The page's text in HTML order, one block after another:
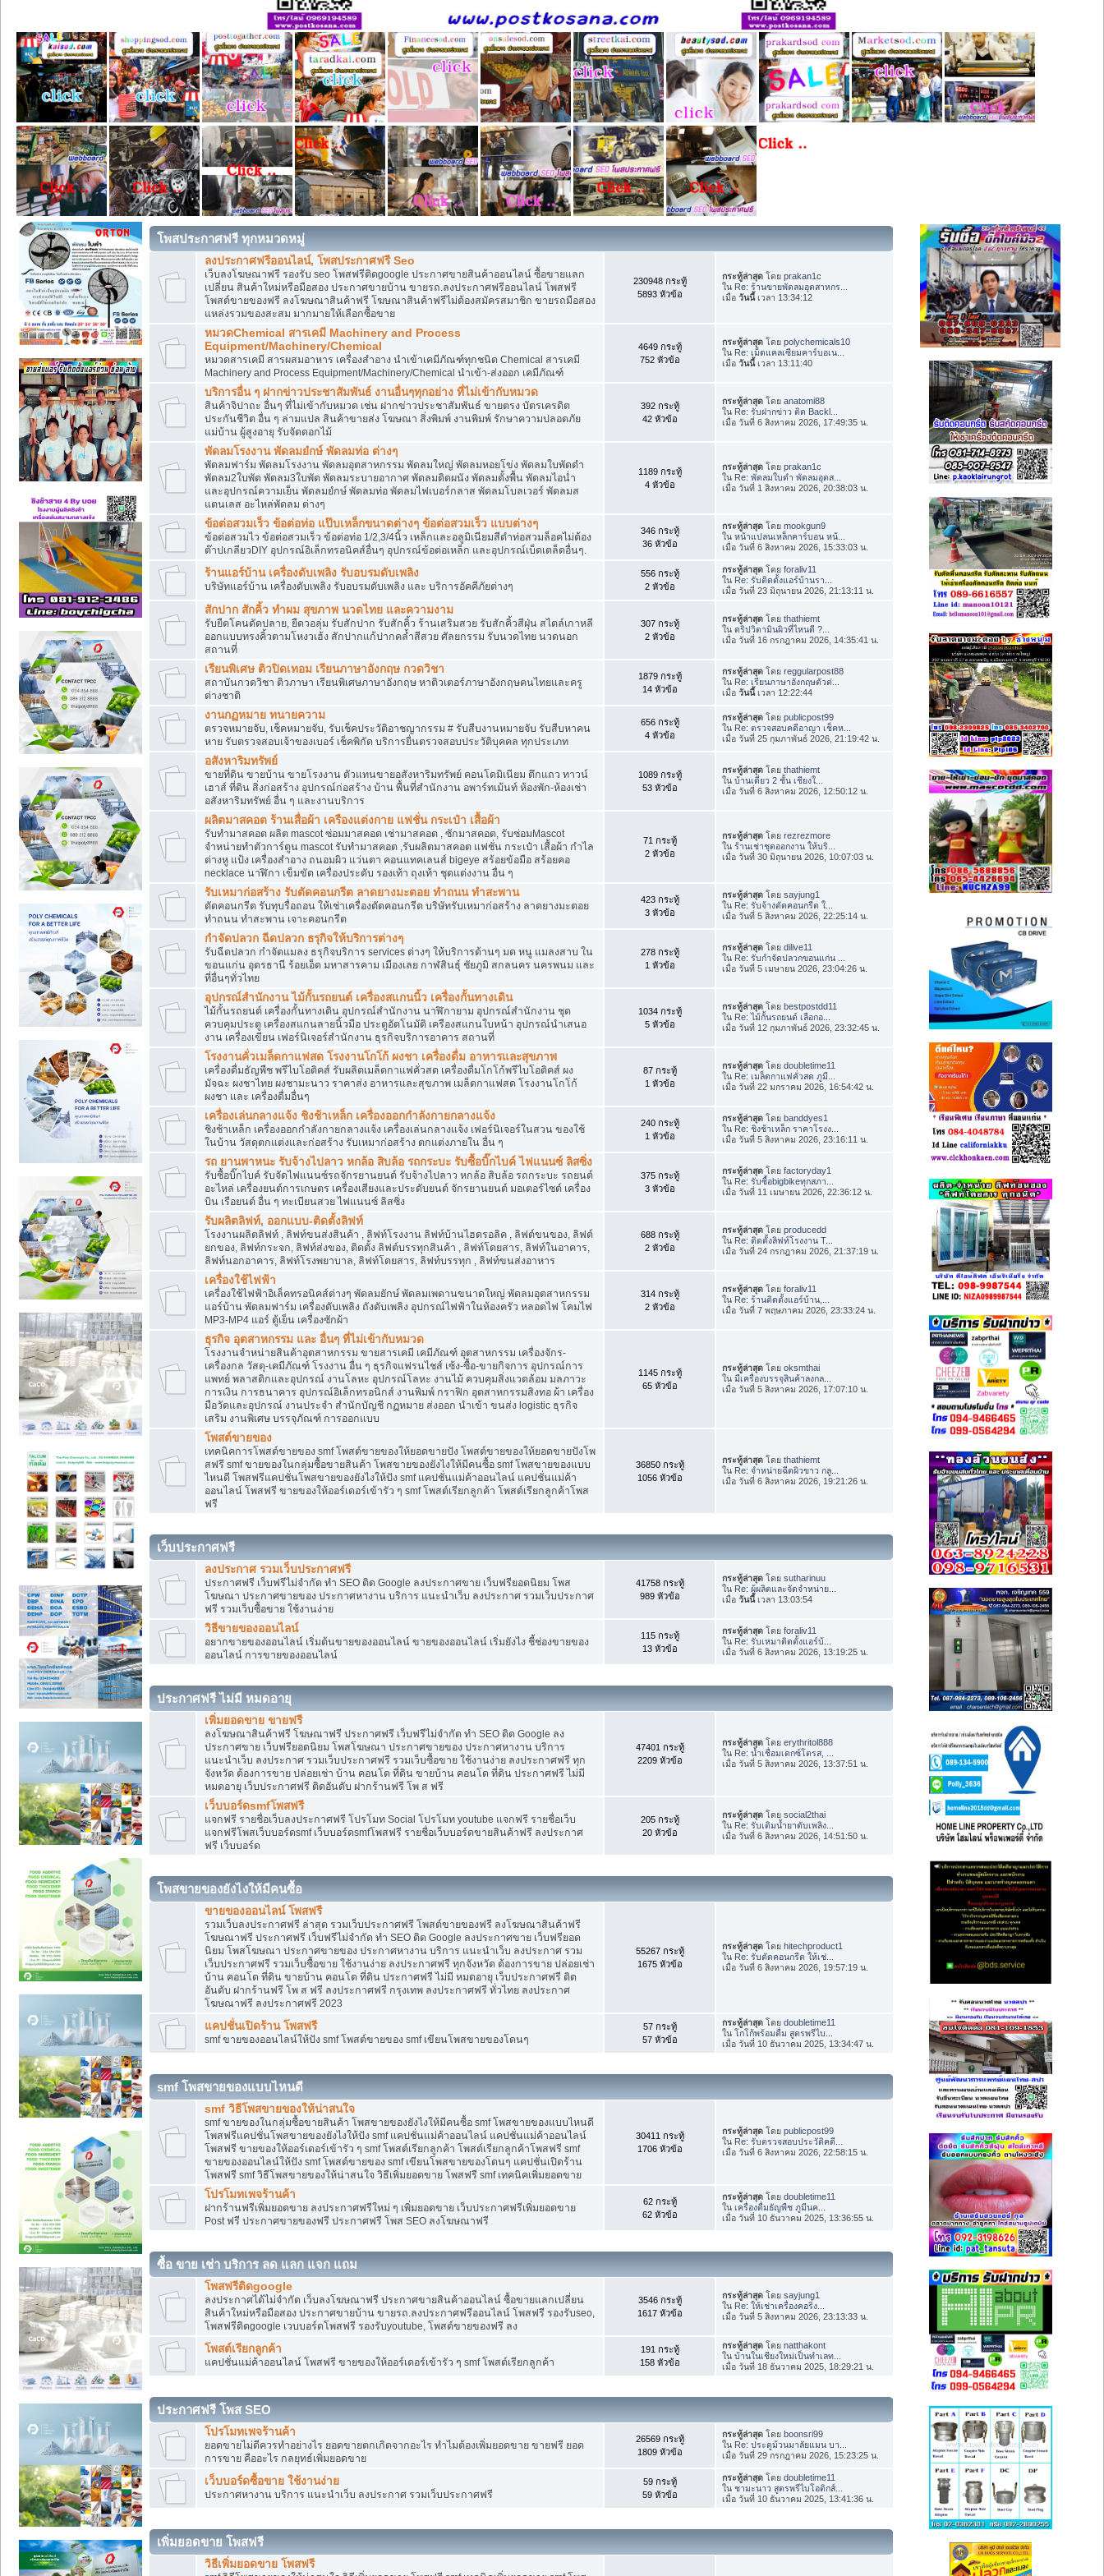
โพสประกาศฟรี ทุกหมวดหมู่
ลงประกาศฟรีออนไลน์, โพสประกาศฟรี Seo
เว็บลงโฆษณาฟรี รองรับ seo โพสฟรีติดgoogle ประกาศขายสินค้าออนไลน์ ซื้อขายแลก
เปลี่ยน สินค้าใหม่หรือมือสอง ประกาศขายบ้าน ขายรถ.ลงประกาศฟรีออนไลน์ โพสฟรี
โพสต์ขายของฟรี ลงโฆษณาสินค้าฟรี โฆษณาสินค้าฟรีไม่ต้องสมัครสมาชิก ขายรถมือสอง
แหล่งรวมของสะสม มากมายให้เลือกซื้อขาย
230948 กระทู้
5893 หัวข้อ
กระทู้ล่าสุด โดยprakan1c
ใน Re: ร้านขายพัดลมอุตสาหกร...
เมื่อวันนี้เวลา 13:34:12
หมวดChemical สารเคมี Machinery and Process
Equipment/Machinery/Chemical
หมวดสารเคมี สารผสมอาหาร เครื่องสำอาง นำเข้าเคมีภัณฑ์ทุกชนิด Chemical สารเคมี
Machinery and Process Equipment/Machinery/Chemical นำเข้า-ส่งออก เคมีภัณฑ์
4649 กระทู้
752 หัวข้อ
กระทู้ล่าสุด โดยpolychemicals10
ใน Re: เม็ดแคลเซียมคาร์บอเน...
เมื่อวันนี้เวลา 13:11:40
บริการอื่น ๆ ฝากข่าวประชาสัมพันธ์ งานอื่นๆทุกอย่าง ที่ไม่เข้ากับหมวด
สินค้าจิปาถะ อื่นๆ ที่ไม่เข้ากับหมวด เช่น ฝากข่าวประชาสัมพันธ์ ขายตรง บัตรเครดิต
ประกันชีวิต อื่น ๆ ล่ามแปล สินค้าขายส่ง โฆษณา สิ่งพิมพ์ งานพิมพ์ รักษาความปลอดภัย
แม่บ้าน ผู้สูงอายุ รับจัดดอกไม้
392 กระทู้
42 หัวข้อ
กระทู้ล่าสุด โดยanatomi88
ใน Re: รับฝากข่าว ติด Backl...
เมื่อ วันที่ 6 สิงหาคม 2026, 17:49:35 น.
พัดลมโรงงาน พัดลมยํกษ์ พัดลมท่อ ต่างๆ
พัดลมฟาร์ม พัดลมโรงงาน พัดลมอุตสาหกรรม พัดลมใหญ่ พัดลมหอยโข่ง พัดลมใบพัดดำ
พัดลม2ใบพัด พัดลม3ใบพัด พัดลมระบายอากาศ พัดลมติดผนัง พัดลมตั้งพื้น พัดลมไอน่ำ
และอุปกรณ์ความเย็น พัดลมยํกษ์ พัดลมท่อ พัดลมไฟเบอร์กลาส พัดลมโบลเวอร์ พัดลมส
แตนเลส อะไหล่พัดลม ต่างๆ
1189 กระทู้
4 หัวข้อ
กระทู้ล่าสุด โดยprakan1c
ใน Re: พัดลมใบดำ พัดลมอุตส...
เมื่อ วันที่ 1 สิงหาคม 2026, 20:38:03 น.
ข้อต่อสวมเร็ว ข้อต่อท่อ แป๊บเหล็กขนาดต่างๆ ข้อต่อสวมเร็ว แบบต่างๆ
ข้อต่อสวมไว ข้อต่อสวมเร็ว ข้อต่อท่อ 1/2,3/4นิ้ว เหล็กและอลูมิเนียมสีดำท่อสวมล็อคไม่ต้อง
ต๊าปเกลียวDIY อุปกรณ์อิเล็กทรอนิคส์อื่นๆ อุปกรณ์ข้อต่อเหล็ก และอุปกรณ์เบ็ดเตล็ดอื่นๆ.
346 กระทู้
36 หัวข้อ
กระทู้ล่าสุด โดยmookgun9
ในหน้าแปลนเหล็กคาร์บอน หน้...
เมื่อ วันที่ 6 สิงหาคม 2026, 15:33:03 น.
ร้านแอร์บ้าน เครื่องดับเพลิง รับอบรมดับเพลิง
บริษัทแอร์บ้าน เครื่องดับเพลิง รับอบรมดับเพลิง และ บริการอัคคีภัยต่างๆ
556 กระทู้
2 หัวข้อ
กระทู้ล่าสุด โดยforaliv11
ใน Re: รับติดตั้งแอร์บ้านรา...
เมื่อ วันที่ 23 มิถุนายน 2026, 21:13:11 น.
สักปาก สักคิ้ว ทำผม สุขภาพ นวดไทย และความงาม
รับยืดโคนดัดปลาย, ยืดวอลุ่ม รับสักปาก รับสักคิ้ว ร้านเสริมสวย รับสักคิ้วสีฝุ่น สไตล์เกาหลี
ออกแบบทรงคิ้วตามโหงวเฮ้ง สักปากแก้ปากคล้ำสีสวย ศัลยกรรม รับนวดไทย นวดนอก
สถานที่
307 กระทู้
2 หัวข้อ
กระทู้ล่าสุด โดยthathiemt
ในดริปวิตามินผิวที่ไหนดี ?...
เมื่อ วันที่ 16 กรกฎาคม 2026, 14:35:41 น.
เรียนพิเศษ ติวปิดเทอม เรียนภาษาอังกฤษ กวดวิชา
สถาบันกวดวิชา ติวภาษา เรียนพิเศษภาษาอังกฤษ หาติวเตอร์ภาษาอังกฤษคนไทยและครู
ต่างชาติ
1879 กระทู้
14 หัวข้อ
กระทู้ล่าสุด โดยreggularpost88
ใน Re: เรียนภาษาอังกฤษตัวต่...
เมื่อวันนี้เวลา 12:22:44
งานกฏหมาย ทนายความ
ตรวจหมายจับ, เช็คหมายจับ, รับเช็คประวัติอาชญากรรม # รับสืบงานหมายจับ รับสืบหาคน
หาย รับตรวจสอบเจ้าของเบอร์ เช็คพิกัด บริการยื่นตรวจสอบประวัติบุคคล ทุกประเภท
656 กระทู้
4 หัวข้อ
กระทู้ล่าสุด โดยpublicpost99
ใน Re: ตรวจสอบคดีอาญา เช็คห...
เมื่อ วันที่ 25 กุมภาพันธ์ 2026, 21:19:42 น.
อสังหาริมทรัพย์
ขายที่ดิน ขายบ้าน ขายโรงงาน ตัวแทนขายอสังหาริมทรัพย์ คอนโดมิเนียม ตึกแถว ทาวน์
เฮาส์ ที่ดิน สิ่งก่อสร้าง อุปกรณ์ก่อสร้าง บ้าน พื้นที่สำนักงาน อพาร์ทเม้นท์ ห้องพัก-ห้องเช่า
อสังหาริมทรัพย์ อื่น ๆ และงานบริการ
1089 กระทู้
53 หัวข้อ
กระทู้ล่าสุด โดยthathiemt
ในบ้านเดี่ยว 2 ชั้น เชียงใ...
เมื่อ วันที่ 6 สิงหาคม 2026, 12:50:12 น.
ผลิตมาสคอต ร้านเสื่อผ้า เครืองแต่งกาย แฟชั่น กระเป๋า เสื้อผ้า
รับทำมาสคอต ผลิต mascot ซ่อมมาสคอต เช่ามาสคอต , ซักมาสคอต, รับซ่อมMascot
จำหน่ายทำตัวการ์ตูน mascot รับทำมาสคอต ,รับผลิตมาสคอต แฟชั่น กระเป๋า เสื้อผ้า กำไล
ต่างหู แป้ง เครื่องสำอาง ถนอมผิว แว่นตา คอนแทคเลนส์ bigeye สร้อยข้อมือ สร้อยคอ
necklace นาฬิกา เข็มขัด เครื่องประดับ รองเท้า ถุงเท้า ชุดแต่งงาน อื่น ๆ
71 กระทู้
2 หัวข้อ
กระทู้ล่าสุด โดยrezrezmore
ในร้านเช่าชุดออกงาน ให้บริ...
เมื่อ วันที่ 30 มิถุนายน 2026, 10:07:03 น.
รับเหมาก่อสร้าง รับตัดคอนกรีต ลาดยางมะตอย ทำถนน ทำสะพาน
ตัดคอนกรีต รับทุบรื่อถอน ให้เช่าเครื่องตัดคอนกรีต บริษัทรับเหมาก่อสร้าง ลาดยางมะตอย
ทำถนน ทำสะพาน เจาะคอนกรีต
423 กระทู้
3 หัวข้อ
กระทู้ล่าสุด โดยsayjung1
ใน Re: รับจ้างตัดคอนกรีต ใ...
เมื่อ วันที่ 5 สิงหาคม 2026, 22:25:14 น.
กำจัดปลวก ฉีดปลวก ธรุกิจให้บริการต่างๆ
รับฉีดปลวก กำจัดแมลง ธรุกิจบริการ services ต่างๆ ให้บริการด้านๆ มด หนู แมลงสาบ ใน
ขอนแก่น อุดรธานี ร้อยเอ็ด มหาสารคาม เมืองเลย กาฬสินธุ์ ชัยภูมิ สกลนคร นครพนม และ
ที่อื่นๆทั่วไทย
278 กระทู้
1 หัวข้อ
กระทู้ล่าสุด โดยdilive11
ใน Re: รับกำจัดปลวกขอนแก่น ...
เมื่อ วันที่ 5 เมษายน 2026, 23:04:26 น.
อุปกรณ์สำนักงาน ไม้กั้นรถยนต์ เครื่องสแกนนิ้ว เครื่องกั้นทางเดิน
ไม้กั้นรถยนต์ เครื่องกั้นทางเดิน อุปกรณ์สำนักงาน นาฬิกายาม อุปกรณ์สำนักงาน ชุด
ควบคุมประตู เครื่องสแกนลายนิ้วมือ ประตูอัตโนมัติ เครืองสแกนใบหน้า อุปกรณ์นำเสนอ
งาน เครื่องเขียน เฟอร์นิเจอร์สำนักงาน ธุรกิจบริการอาคาร สถานที่
1034 กระทู้
5 หัวข้อ
กระทู้ล่าสุด โดยbestpostdd11
ใน Re: ไม้กั้นรถยนต์ เลือกอ...
เมื่อ วันที่ 12 กุมภาพันธ์ 2026, 23:32:45 น.
โรงงานคั่วเมล็ดกาแฟสด โรงงานโกโก้ ผงชา เครื่องดื่ม อาหารและสุขภาพ
เครื่องดื่มธัญพืช พรีไบโอติคส์ รับผลิตเมล็ดกาแฟคั่วสด เครื่องดื่มโกโก้พรีไบโอติคส์ ผง
มัจฉะ ผงชาไทย ผงชามะนาว ราคาส่ง อาหารและสุขภาพ เมล็ดกาแฟสด โรงงานโกโก้
ผงชา และ เครื่องดื่มอื่นๆ
87 กระทู้
1 หัวข้อ
กระทู้ล่าสุด โดยdoubletime11
ใน Re: เมล็ดกาแฟคั่วสด ภูมี...
เมื่อ วันที่ 22 มกราคม 2026, 16:54:42 น.
เครื่องเล่นกลางแจ้ง ชิงช้าเหล็ก เครื่องออกกำลังกายกลางแจ้ง
ชิงช้าเหล็ก เครื่องออกกำลังกายกลางแจ้ง เครื่องเล่นกลางแจ้ง เฟอร์นิเจอร์ในสวน ของใช้
ในบ้าน วัสดุตกแต่งและก่อสร้าง รับเหมาก่อสร้าง ตกแต่งภายใน อื่น ๆ
240 กระทู้
1 หัวข้อ
กระทู้ล่าสุด โดยbanddyes1
ใน Re: ชิงช้าเหล็ก ราคาโรงง...
เมื่อ วันที่ 5 สิงหาคม 2026, 23:16:11 น.
รถ ยานพาหนะ รับจ้างไปลาว หกล้อ สิบล้อ รถกระบะ รับซื้อบิ๊กไบค์ ไฟแนนซ์ ลิสซิ่ง
รับซื้อบิ๊กไบค์ รับจัดไฟแนนซ์รถจักรยานยนต์ รับจ้างไปลาว หกล้อ สิบล้อ รถกระบะ รถยนต์
อะไหล่ เครื่องยนต์การเกษตร เครื่องเสียงและประดับยนต์ จักรยานยนต์ มอเตอร์ไซต์ เครื่อง
บิน เรือยนต์ อื่น ๆ ทะเบียนสวย ไฟแนนซ์ ลิสซิ่ง
375 กระทู้
3 หัวข้อ
กระทู้ล่าสุด โดยfactoryday1
ใน Re: รับซื้อbigbikeทุกสภา...
เมื่อ วันที่ 11 เมษายน 2026, 22:36:12 น.
รับผลิตลิฟท์, ออกแบบ-ติดตั้งลิฟท์
โรงงานผลิตลิฟท์ , ลิฟท์ขนส่งสินค้า , ลิฟท์โรงงาน ลิฟท์บ้านไฮดรอลิค , ลิฟต์ขนของ, ลิฟต์
ยกของ, ลิฟท์กระจก, ลิฟท์ส่งของ, ติดตั้ง ลิฟต์บรรทุกสินค้า , ลิฟท์โดยสาร, ลิฟท์ในอาคาร,
ลิฟท์นอกอาคาร, ลิฟท์โรงพยาบาล, ลิฟท์โดยสาร, ลิฟท์บรรทุก , ลิฟท์ขนส่งอาหาร
688 กระทู้
2 หัวข้อ
กระทู้ล่าสุด โดยproducedd
ใน Re: ติดตั้งลิฟท์โรงงาน T...
เมื่อ วันที่ 24 กรกฎาคม 2026, 21:37:19 น.
เครื่องใช้ไฟฟ้า
เครื่องใช้ไฟฟ้าอิเล็คทรอนิคส์ต่างๆ พัดลมยักษ์ พัดลมเพดานขนาดใหญ่ พัดลมอุตสาหกรรม
แอร์บ้าน พัดลมฟาร์ม เครื่องดับเพลิง ถังดับเพลิง อุปกรณ์ไฟฟ้าในห้องครัว หลอดไฟ โคมไฟ
MP3-MP4 แอร์ ตู้เย็น เครื่องซักผ้า
314 กระทู้
2 หัวข้อ
กระทู้ล่าสุด โดยforaliv11
ใน Re: ร้านติดตั้งแอร์บ้าน,...
เมื่อ วันที่ 7 พฤษภาคม 2026, 23:33:24 น.
ธุรกิจ อุตสาหกรรม และ อื่นๆ ที่ไม่เข้ากับหมวด
โรงงานจำหน่ายสินค้าอุตสาหกรรม ขายสารเคมี เคมีภัณฑ์ อุตสาหกรรม เครื่องจักร-
เครื่องกล วัสดุ-เคมีภัณฑ์ โรงงาน อื่น ๆ ธุรกิจแฟรนไชส์ เซ้ง-ซื้อ-ขายกิจการ อุปกรณ์การ
แพทย์ พลาสติกและอุปกรณ์ งานโลหะ อุปกรณ์โลหะ งานไม้ ควบคุมสิ่งแวดล้อม มลภาวะ
การเงิน การธนาคาร อุปกรณ์อิเล็กทรอนิกส์ งานพิมพ์ กราฟิก อุตสาหกรรมสิงทอ ผ้า เครื่อง
มือวัดและอุปกรณ์ งานประจำ สำนักบัญชี กฏหมาย ส่งออก นำเข้า ขนส่ง logistic ธุรกิจ
เสริม งานพิเศษ บรรจุภัณฑ์ การออกแบบ
1145 กระทู้
65 หัวข้อ
กระทู้ล่าสุด โดยoksmthai
ในมีเครื่องบรรจุสินค้าลงกล...
เมื่อ วันที่ 5 สิงหาคม 2026, 17:07:10 น.
โพสต์ขายของ
เทคนิคการโพสต์ขายของ smf โพสต์ขายของให้ยอดขายปัง โพสต์ขายของให้ยอดขายปังโพ
สฟรี smf ขายของในกลุ่มซื้อขายสินค้า โพสขายของยังไงให้มีคนซื้อ smf โพสขายของแบบ
ไหนดี โพสฟรีแคปชั่นโพสขายของยังไงให้ปัง smf แคปชั่นแม่ค้าออนไลน์ แคปชั่นแม่ค้า
ออนไลน์ โพสฟรี ขายของให้ออร์เดอร์เข้ารัว ๆ smf โพสต์เรียกลูกค้า โพสต์เรียกลูกค้าโพส
ฟรี
36850 กระทู้
1056 หัวข้อ
กระทู้ล่าสุด โดยthathiemt
ใน Re: จำหน่ายฉีดผิวขาว กลู...
เมื่อ วันที่ 6 สิงหาคม 2026, 19:21:26 น.
เว็บประกาศฟรี
ลงประกาศ รวมเว็บประกาศฟรี
ประกาศฟรี เว็บฟรีไม่จำกัด ทำ SEO ติด Google ลงประกาศขาย เว็บฟรียอดนิยม โพส
โฆษณา ประกาศขายของ ประกาศหางาน บริการ แนะนำเว็บ ลงประกาศ รวมเว็บประกาศ
ฟรี รวมเว็บซื้อขาย ใช้งานง่าย
41758 กระทู้
989 หัวข้อ
กระทู้ล่าสุด โดยsutharinuu
ใน Re: ผู้ผลิตและจัดจำหน่าย...
เมื่อวันนี้เวลา 13:03:54
วิธีขายของออนไลน์
อยากขายของออนไลน์ เริ่มต้นขายของออนไลน์ ขายของออนไลน์ เริ่มยังไง ชี้ช่องขายของ
ออนไลน์ การขายของออนไลน์
115 กระทู้
13 หัวข้อ
กระทู้ล่าสุด โดยforaliv11
ใน Re: รับเหมาติดตั้งแอร์บ้...
เมื่อ วันที่ 6 สิงหาคม 2026, 13:19:25 น.
ประกาศฟรี ไม่มี หมดอายุ
เพิ่มยอดขาย ขายฟรี
ลงโฆษณาสินค้าฟรี โฆษณาฟรี ประกาศฟรี เว็บฟรีไม่จำกัด ทำ SEO ติด Google ลง
ประกาศขาย เว็บฟรียอดนิยม โพสโฆษณา ประกาศขายของ ประกาศหางาน บริการ
แนะนำเว็บ ลงประกาศ รวมเว็บประกาศฟรี รวมเว็บซื้อขาย ใช้งานง่าย ลงประกาศฟรี ทุก
จังหวัด ต้องการขาย ปล่อยเช่า บ้าน คอนโด ที่ดิน ขายบ้าน คอนโด ที่ดิน ประกาศฟรี ไม่มี
หมดอายุ เว็บประกาศฟรี ติดอันดับ ฝากร้านฟรี โพ ส ฟรี
47401 กระทู้
2209 หัวข้อ
กระทู้ล่าสุด โดยerythritol888
ใน Re: น้ำเชื่อมเดกซ์โตรส, ...
เมื่อ วันที่ 5 สิงหาคม 2026, 13:37:51 น.
เว็บบอร์ดsmfโพสฟรี
แจกฟรี รายชื่อเว็บลงประกาศฟรี โปรโมท Social โปรโมท youtube แจกฟรี รายชื่อเว็บ
แจกฟรีโพสเว็บบอร์ดsmf เว็บบอร์ดsmfโพสฟรี รายชื่อเว็บบอร์ดขายสินค้าฟรี ลงประกาศ
ฟรี เว็บบอร์ด
205 กระทู้
20 หัวข้อ
กระทู้ล่าสุด โดยsocial2thai
ใน Re: รับเติมน้ำยาดับเพลิง...
เมื่อ วันที่ 6 สิงหาคม 2026, 14:51:50 น.
โพสขายของยังไงให้มีคนซื้อ
ขายของออนไลน์ โพสฟรี
รวมเว็บลงประกาศฟรี ล่าสุด รวมเว็บประกาศฟรี โพสต์ขายของฟรี ลงโฆษณาสินค้าฟรี
โฆษณาฟรี ประกาศฟรี เว็บฟรีไม่จำกัด ทำ SEO ติด Google ลงประกาศขาย เว็บฟรียอด
นิยม โพสโฆษณา ประกาศขายของ ประกาศหางาน บริการ แนะนำเว็บ ลงประกาศ รวม
เว็บประกาศฟรี รวมเว็บซื้อขาย ใช้งานง่าย ลงประกาศฟรี ทุกจังหวัด ต้องการขาย ปล่อยเช่า
บ้าน คอนโด ที่ดิน ขายบ้าน คอนโด ที่ดิน ประกาศฟรี ไม่มี หมดอายุ เว็บประกาศฟรี ติด
อันดับ ฝากร้านฟรี โพ ส ฟรี ลงประกาศฟรี กรุงเทพ ลงประกาศฟรี ทั่วไทย ลงประกาศ
โฆษณาฟรี ลงประกาศฟรี 2023
55267 กระทู้
1675 หัวข้อ
กระทู้ล่าสุด โดยhitechproduct1
ใน Re: รับตัดคอนกรีต ให้เช่...
เมื่อ วันที่ 6 สิงหาคม 2026, 19:57:19 น.
แคปชั่นเปิดร้าน โพสฟรี
smf ขายของออนไลน์ให้ปัง smf โพสต์ขายของ smf เขียนโพสขายของโดนๆ
57 กระทู้
57 หัวข้อ
กระทู้ล่าสุด โดยdoubletime11
ในโกโก้พร้อมดื่ม สูตรพรีไบ...
เมื่อ วันที่ 10 ธันวาคม 2025, 13:34:47 น.
smf โพสขายของแบบไหนดี
smf วิธีโพสขายของให้น่าสนใจ
smf ขายของในกลุ่มซื้อขายสินค้า โพสขายของยังไงให้มีคนซื้อ smf โพสขายของแบบไหนดี
โพสฟรีแคปชั่นโพสขายของยังไงให้ปัง smf แคปชั่นแม่ค้าออนไลน์ แคปชั่นแม่ค้าออนไลน์
โพสฟรี ขายของให้ออร์เดอร์เข้ารัว ๆ smf โพสต์เรียกลูกค้า โพสต์เรียกลูกค้าโพสฟรี smf
ขายของออนไลน์ให้ปัง smf โพสต์ขายของ smf เขียนโพสขายของโดนๆ แคปชั่นเปิดร้าน
โพสฟรี smf วิธีโพสขายของให้น่าสนใจ วิธีเพิ่มยอดขาย โพสฟรี smf เทคนิคเพิ่มยอดขาย
30411 กระทู้
1706 หัวข้อ
กระทู้ล่าสุด โดยpublicpost99
ใน Re: รับตรวจสอบประวัติคดี...
เมื่อ วันที่ 6 สิงหาคม 2026, 22:58:15 น.
โปรโมทเพจร้านค้า
ฝากร้านฟรีเพิ่มยอดขาย ลงประกาศฟรีใหม่ ๆ เพิ่มยอดขาย เว็บประกาศฟรีเพิ่มยอดขาย
Post ฟรี ประกาศขายของฟรี ประกาศฟรี โพส SEO ลงโฆษณาฟรี
62 กระทู้
62 หัวข้อ
กระทู้ล่าสุด โดยdoubletime11
ในเครื่องดื่มธัญพืช ภูมีนค...
เมื่อ วันที่ 10 ธันวาคม 2025, 13:36:55 น.
ซื้อ ขาย เช่า บริการ ลด แลก แจก แถม
โพสฟรีติดgoogle
ลงประกาศได้ไม่จำกัด เว็บลงโฆษณาฟรี ประกาศขายสินค้าออนไลน์ ซื้อขายแลกเปลี่ยน
สินค้าใหม่หรือมือสอง ประกาศขายบ้าน ขายรถ.ลงประกาศฟรีออนไลน์ โพสฟรี รองรับseo,
โพสฟรีติดgoogle เวบบอร์ดโพสฟรี รองรับyoutube, โพสต์ขายของฟรี ลง
3546 กระทู้
1617 หัวข้อ
กระทู้ล่าสุด โดยsayjung1
ใน Re: ให้เช่าเครื่องคอริ่ง...
เมื่อ วันที่ 5 สิงหาคม 2026, 23:13:33 น.
โพสต์เรียกลูกค้า
แคปชั่นแม่ค้าออนไลน์ โพสฟรี ขายของให้ออร์เดอร์เข้ารัว ๆ smf โพสต์เรียกลูกค้า
191 กระทู้
158 หัวข้อ
กระทู้ล่าสุด โดยnatthakont
ในบ้านในเชียงใหม่เป็นทำเลท...
เมื่อ วันที่ 18 ธันวาคม 2025, 18:29:21 น.
ประกาศฟรี โพส SEO
โปรโมทเพจร้านค้า
ยอดขายไม่ดีควรทำอย่างไร ยอดขายตกเกิดจากอะไร ทำไมต้องเพิ่มยอดขาย ขายฟรี ยอด
การขาย คืออะไร กลยุทธ์เพิ่มยอดขาย
26569 กระทู้
1809 หัวข้อ
กระทู้ล่าสุด โดยboonsri99
ใน Re: ประตูม้วนมาลัยแมน บา...
เมื่อ วันที่ 29 กรกฎาคม 2026, 15:23:25 น.
เว็บบอร์ดซื้อขาย ใช้งานง่าย
ประกาศหางาน บริการ แนะนำเว็บ ลงประกาศ รวมเว็บประกาศฟรี
59 กระทู้
59 หัวข้อ
กระทู้ล่าสุด โดยdoubletime11
ในชามะนาว สูตรพรีไบโอติกส์...
เมื่อ วันที่ 10 ธันวาคม 2025, 13:41:36 น.
เพิ่มยอดขาย โพสฟรี
วิธีเพิ่มยอดขาย โพสฟรี